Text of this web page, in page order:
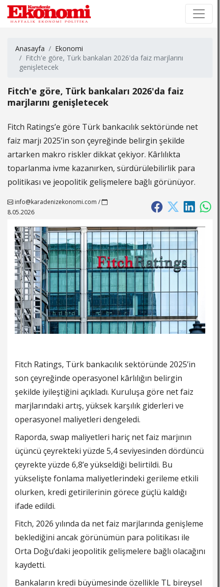
Anasayfa
Ekonomi
Fitch'e göre, Türk bankaları 2026'da faiz marjlarını
genişletecek
Fitch'e göre, Türk bankaları 2026'da faiz
marjlarını genişletecek
Fitch Ratings’e göre Türk bankacılık sektöründe net
faiz marjı 2025’in son çeyreğinde belirgin şekilde
artarken makro riskler dikkat çekiyor. Kârlılıkta
toparlanma ivme kazanırken, sürdürülebilirlik para
politikası ve jeopolitik gelişmelere bağlı görünüyor.
info@karadenizekonomi.com /
8.05.2026
Fitch Ratings, Türk bankacılık sektöründe 2025’in
son çeyreğinde operasyonel kârlılığın belirgin
şekilde iyileştiğini açıkladı. Kuruluşa göre net faiz
marjlarındaki artış, yüksek karşılık giderleri ve
operasyonel maliyetleri dengeledi.
Raporda, swap maliyetleri hariç net faiz marjının
üçüncü çeyrekteki yüzde 5,4 seviyesinden dördüncü
çeyrekte yüzde 6,8’e yükseldiği belirtildi. Bu
yükselişte fonlama maliyetlerindeki gerileme etkili
olurken, kredi getirilerinin görece güçlü kaldığı
ifade edildi.
Fitch, 2026 yılında da net faiz marjlarında genişleme
beklediğini ancak görünümün para politikası ile
Orta Doğu’daki jeopolitik gelişmelere bağlı olacağını
kaydetti.
Bankaların kredi büyümesinde özellikle TL bireysel
×
×